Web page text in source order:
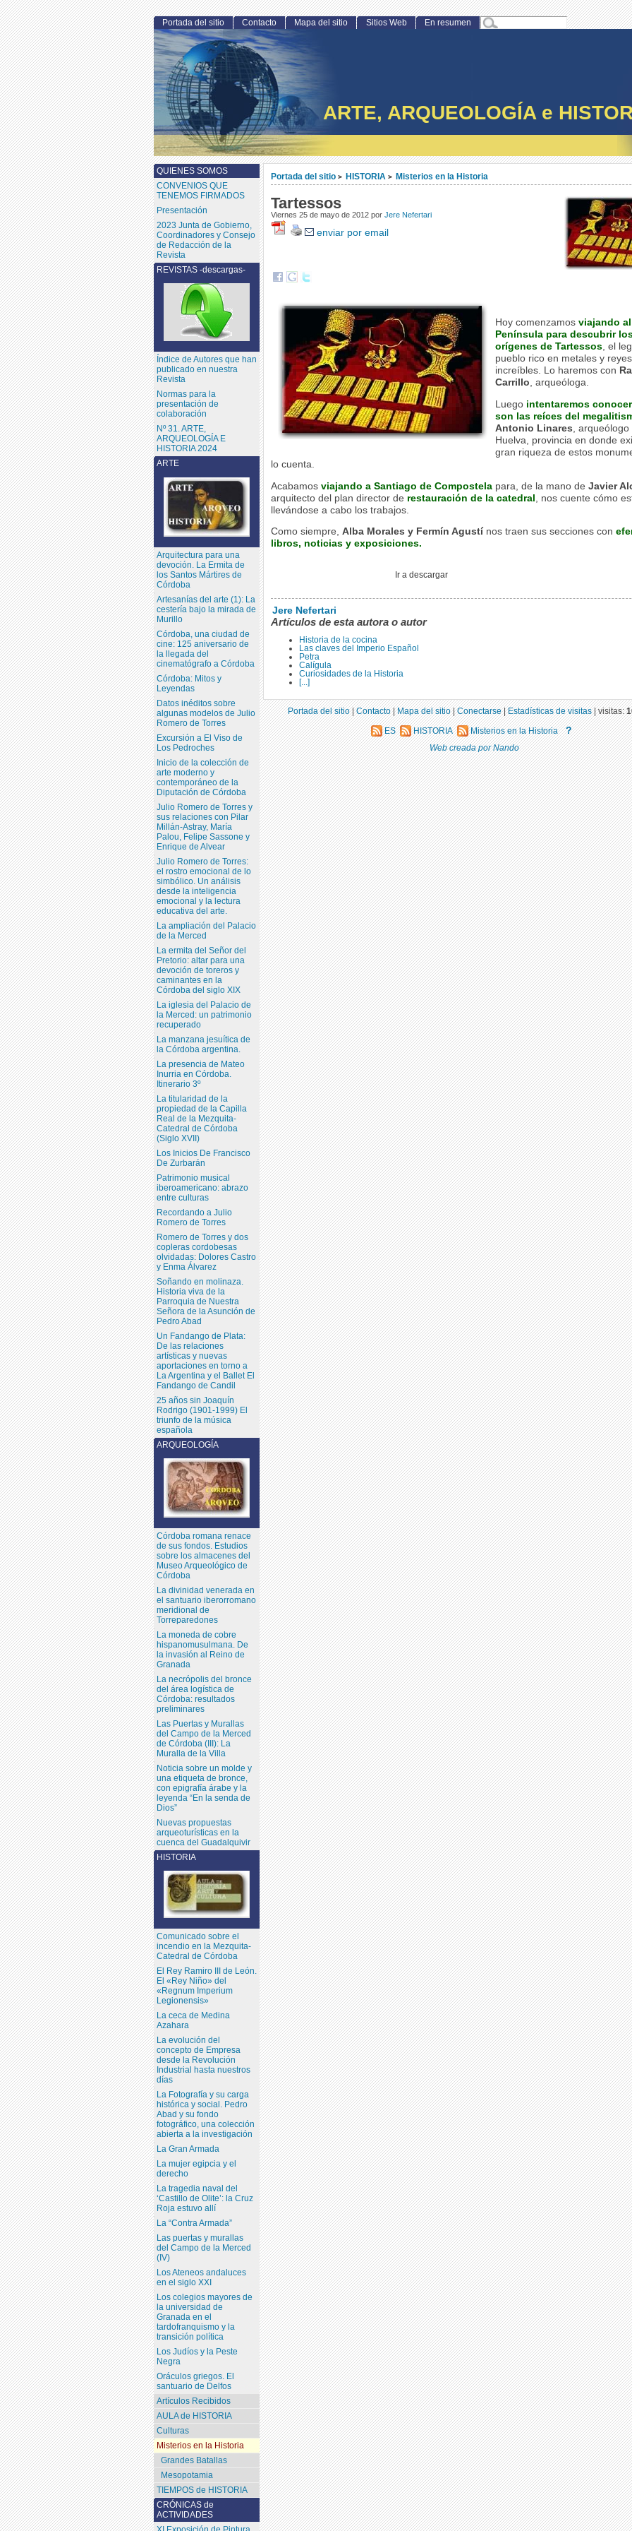
ARTE, ARQUEOLOGÍA e
Portada del sitio > HISTORIA > Misterios en la Historia
Tartessos
Viernes 25 de mayo de 2012 por Jere Nefertari
enviar por email
Hoy comenzamos viajando
Península para descubrir
orígenes de Tartessos, el
pueblo rico en metales y reyes
increíbles. Lo haremos con
Carrillo, arqueóloga.
Luego intentaremos
son las reíces del
Antonio Linares , arqueólogo
Huelva, provincia en donde
gran riqueza de estos
lo cuenta.
Acabamos viajando a Santiago de Compostela para, de la mano de Javier
arquitecto del plan director de restauración de la catedral , nos cuente cómo
llevándose a cabo los trabajos.
Como siempre, Alba Morales y Fermín Agustí nos traen sus secciones con
libros, noticias y exposiciones.
Ir a descargar
Jere Nefertari
Artículos de esta autora o autor
Historia de la cocina
Las claves del Imperio Español
Petra
Calígula
Curiosidades de la Historia
[...]
Portada del sitio Contacto Mapa del sitio Sitios Web En resumen
QUIENES SOMOS
CONVENIOS QUE
TENEMOS FIRMADOS
Presentación
2023 Junta de Gobierno,
Coordinadores y Consejo
de Redacción de la
Revista
ARQUEOLOGÍA
Córdoba romana renace
de sus fondos. Estudios
sobre los almacenes del
Museo Arqueológico de
Córdoba
La divinidad venerada en
el santuario iberorromano
meridional de
Torreparedones
La moneda de cobre
hispanomusulmana. De
la invasión al Reino de
Granada
La necrópolis del bronce
del área logística de
Córdoba: resultados
preliminares
Las Puertas y Murallas
del Campo de la Merced
de Córdoba (III): La
Muralla de la Villa
Noticia sobre un molde y
una etiqueta de bronce,
con epigrafía árabe y la
leyenda “En la senda de
Dios”
Nuevas propuestas
arqueoturísticas en la
cuenca del Guadalquivir
ARTE
Arquitectura para una
devoción. La Ermita de
los Santos Mártires de
Córdoba
Artesanías del arte (1): La
cestería bajo la mirada de
Murillo
Córdoba, una ciudad de
cine: 125 aniversario de
la llegada del
cinematógrafo a Córdoba
Córdoba: Mitos y
Leyendas
Datos inéditos sobre
algunas modelos de Julio
Romero de Torres
Excursión a El Viso de
Los Pedroches
Inicio de la colección de
arte moderno y
contemporáneo de la
Diputación de Córdoba
Julio Romero de Torres y
sus relaciones con Pilar
Millán-Astray, María
Palou, Felipe Sassone y
Enrique de Alvear
Julio Romero de Torres:
el rostro emocional de lo
simbólico. Un análisis
desde la inteligencia
emocional y la lectura
educativa del arte.
La ampliación del Palacio
de la Merced
La ermita del Señor del
Pretorio: altar para una
devoción de toreros y
caminantes en la
Córdoba del siglo XIX
La iglesia del Palacio de
la Merced: un patrimonio
recuperado
La manzana jesuítica de
la Córdoba argentina.
La presencia de Mateo
Inurria en Córdoba.
Itinerario 3º
La titularidad de la
propiedad de la Capilla
Real de la Mezquita-
Catedral de Córdoba
(Siglo XVII)
Los Inicios De Francisco
De Zurbarán
Patrimonio musical
iberoamericano: abrazo
entre culturas
Recordando a Julio
Romero de Torres
Romero de Torres y dos
copleras cordobesas
olvidadas: Dolores Castro
y Enma Álvarez
Soñando en molinaza.
Historia viva de la
Parroquia de Nuestra
Señora de la Asunción de
Pedro Abad
Un Fandango de Plata:
De las relaciones
artísticas y nuevas
aportaciones en torno a
La Argentina y el Ballet El
Fandango de Candil
25 años sin Joaquín
Rodrigo (1901-1999) El
triunfo de la música
española
CRÓNICAS de
ACTIVIDADES
HISTORIA
Comunicado sobre el
incendio en la Mezquita-
Catedral de Córdoba
El Rey Ramiro III de León.
El «Rey Niño» del
«Regnum Imperium
Legionensis»
La ceca de Medina
Azahara
La evolución del
concepto de Empresa
desde la Revolución
Industrial hasta nuestros
días
La Fotografía y su carga
histórica y social. Pedro
Abad y su fondo
fotográfico, una colección
abierta a la investigación
La Gran Armada
La mujer egipcia y el
derecho
La tragedia naval del
‘Castillo de Olite’: la Cruz
Roja estuvo allí
La “Contra Armada”
Las puertas y murallas
del Campo de la Merced
(IV)
Los Ateneos andaluces
en el siglo XXI
Los colegios mayores de
la universidad de
Granada en el
tardofranquismo y la
transición política
Los Judíos y la Peste
Negra
Oráculos griegos. El
santuario de Delfos
Artículos Recibidos
AULA de HISTORIA
Culturas
Misterios en la Historia
Grandes Batallas
Mesopotamia
TIEMPOS de HISTORIA
REVISTAS -descargas-
Índice de Autores que han
publicado en nuestra
Revista
Normas para la
presentación de
colaboración
Nº 31. ARTE,
ARQUEOLOGÍA E
HISTORIA 2024
Portada del sitio|Contacto|Mapa del sitio|Conectarse|Estadísticas de visitas|visitas:
ES HISTORIA Misterios en la Historia ?
Web creada por Nando